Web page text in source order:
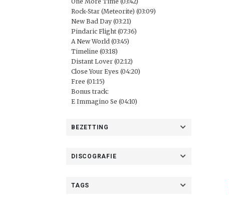
Rock-Star (Meteorite) (03:09)
New Bad Day (03:21)
Pindaric Flight (07:36)
A New World (03:45)
Timeline (03:18)
Distant Lover (02:12)
Close Your Eyes (04:20)
Free (01:15)
Bonus track:
E Immagino Se (04:10)
BEZETTING
DISCOGRAFIE
TAGS